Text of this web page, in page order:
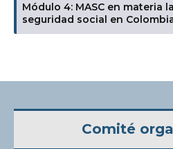
Módulo 4: MASC en materia
seguridad social en
Comité